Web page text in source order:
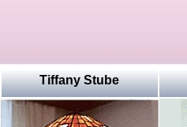
Tiffany Stube